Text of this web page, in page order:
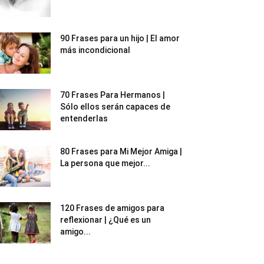
90 Frases para un hijo | El amor
más incondicional
70 Frases Para Hermanos |
Sólo ellos serán capaces de
entenderlas
80 Frases para Mi Mejor Amiga |
La persona que mejor...
120 Frases de amigos para
reflexionar | ¿Qué es un
amigo...